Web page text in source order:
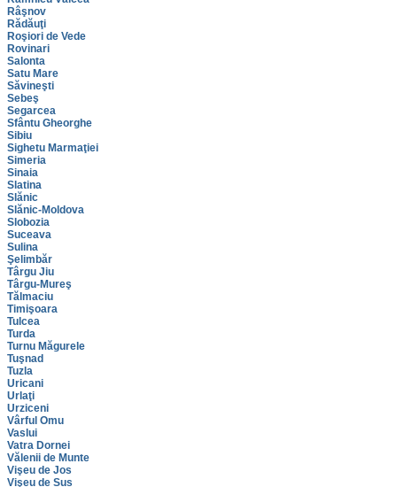
Râşnov
Rădăuţi
Roşiori de Vede
Rovinari
Salonta
Satu Mare
Săvineşti
Sebeş
Segarcea
Sfântu Gheorghe
Sibiu
Sighetu Marmaţiei
Simeria
Sinaia
Slatina
Slănic
Slănic-Moldova
Slobozia
Suceava
Sulina
Şelimbăr
Târgu Jiu
Târgu-Mureş
Tălmaciu
Timişoara
Tulcea
Turda
Turnu Măgurele
Tuşnad
Tuzla
Uricani
Urlaţi
Urziceni
Vârful Omu
Vaslui
Vatra Dornei
Vălenii de Munte
Vişeu de Jos
Vişeu de Sus